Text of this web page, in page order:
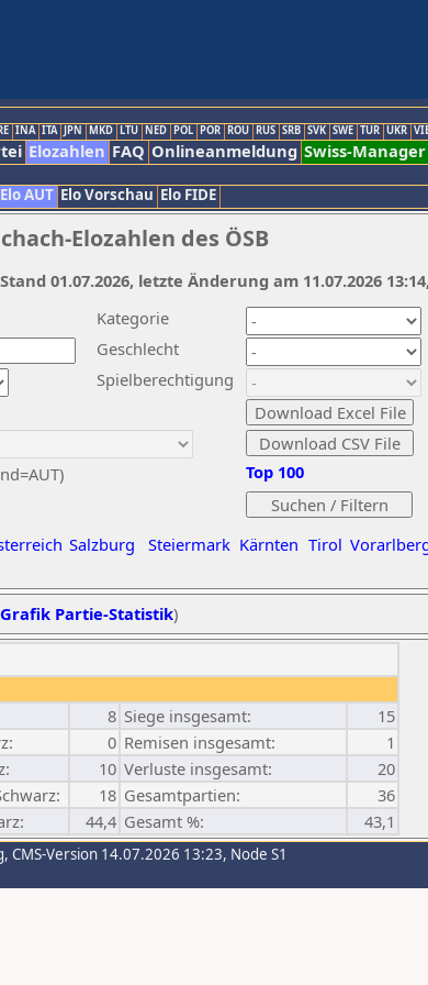
INA ITA JPN MKD LTU NED POL POR ROU RUS SRB SVK SWE TUR UKR
Elozahlen FAQ Onlineanmeldung Swiss-Manager
Elo AUT Elo Vorschau Elo FIDE
Elozahlen des ÖSB
Kategorie
Geschlecht
Spielberechtigung
Salzburg Steiermark Kärnten Tirol
Top 100
01.07.2026, letzte Änderung am 11.07.2026
Grafik Partie-Statistik)
8 Siege insgesamt:
15
0 Remisen insgesamt:
1
10 Verluste insgesamt:
20
18 Gesamtpartien:
36
44,4 Gesamt %: 43,1
, CMS-Version 14.07.2026 13:23, Node S1